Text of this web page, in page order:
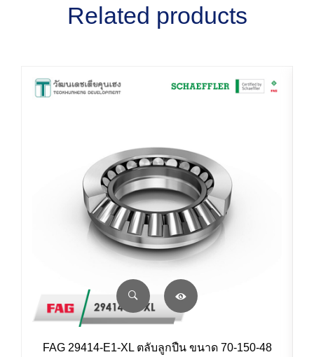
Related products
FAG 29414-E1-XL ตลับลูกปืน ขนาด 70-150-48